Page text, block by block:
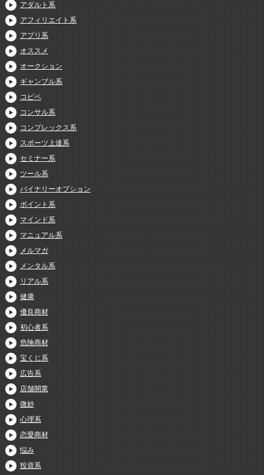
アダルト系
アフィリエイト系
アプリ系
オススメ
オークション
ギャンブル系
コピペ
コンサル系
コンプレックス系
スポーツ上達系
セミナー系
ツール系
バイナリーオプション
ポイント系
マインド系
マニュアル系
メルマガ
メンタル系
リアル系
健康
優良商材
初心者系
危険商材
宝くじ系
広告系
店舗開業
微妙
心理系
恋愛商材
悩み
投資系